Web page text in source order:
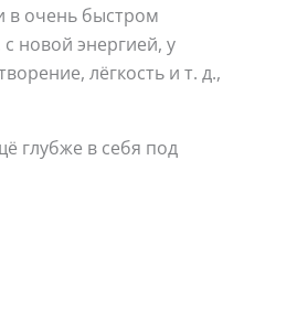
в очень быстром
новой энергией, у
лёгкость и т. д.,
глубже в себя под